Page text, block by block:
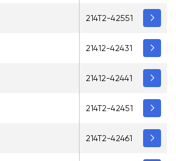
214Т2-42551
21412-42431
21412-42441
214Т2-42451
214Т2-42461